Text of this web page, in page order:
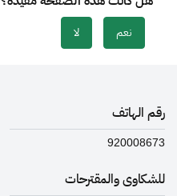
نعم لا
رقم الهاتف
920008673
للشكاوى والمقترحات